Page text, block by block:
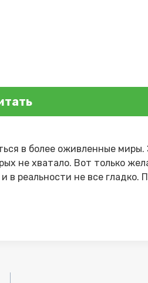
в более оживленные миры.
не хватало. Вот только
в реальности не все